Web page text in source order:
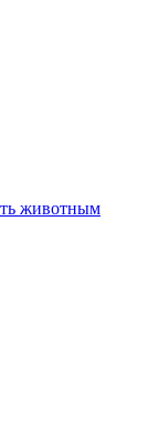
животным